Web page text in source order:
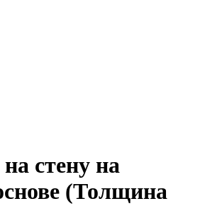
стену на
(Толщина